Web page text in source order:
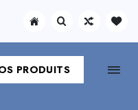
PRODUITS